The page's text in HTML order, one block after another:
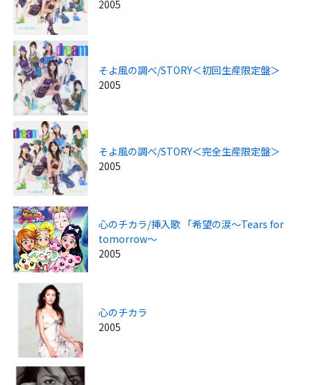
2005
そよ風の調べ/STORY＜初回生産限定盤＞
2005
そよ風の調べ/STORY＜完全生産限定盤＞
2005
心のチカラ/挿入歌 「希望の涙～Tears for
tomorrow～
2005
心のチカラ
2005